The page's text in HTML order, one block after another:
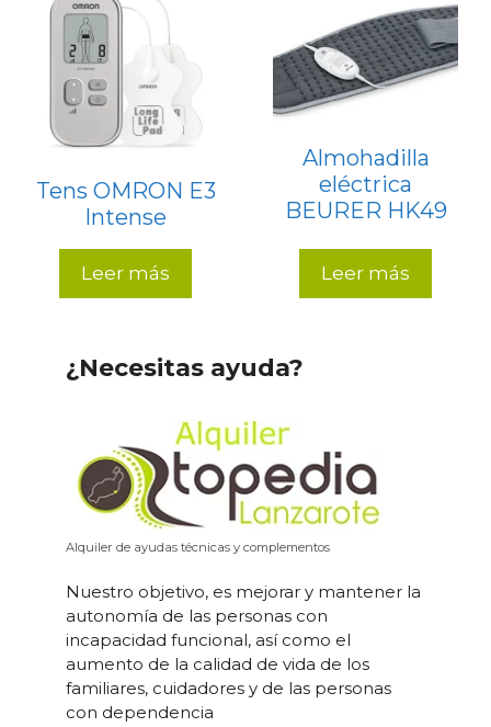
Tens OMRON E3
Intense
Leer más
Almohadilla
eléctrica
BEURER HK49
Leer más
¿Necesitas ayuda?
Alquiler de ayudas técnicas y complementos
Nuestro objetivo, es mejorar y mantener la
autonomía de las personas con
incapacidad funcional, así como el
aumento de la calidad de vida de los
familiares, cuidadores y de las personas
con dependencia